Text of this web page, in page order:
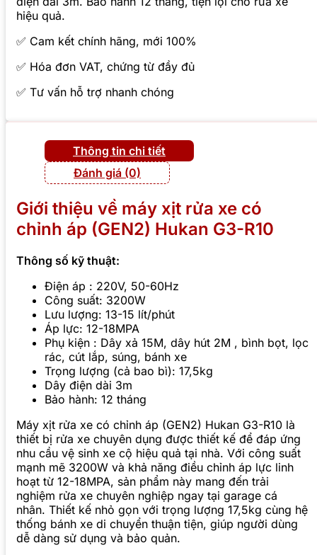
hiệu quả.
✅ Cam kết chính hãng, mới 100%
✅ Hóa đơn VAT, chứng từ đầy đủ
✅ Tư vấn hỗ trợ nhanh chóng
Thông tin chi tiết
Đánh giá (0)
Giới thiệu về máy xịt rửa xe có
chỉnh áp (GEN2) Hukan G3-R10
Thông số kỹ thuật:
Điện áp : 220V, 50-60Hz
Công suất: 3200W
Lưu lượng: 13-15 lít/phút
Áp lực: 12-18MPA
Phụ kiện : Dây xả 15M, dây hút 2M , bình bọt, lọc
rác, cút lắp, súng, bánh xe
Trọng lượng (cả bao bì): 17,5kg
Dây điện dài 3m
Bảo hành: 12 tháng
Máy xịt rửa xe có chỉnh áp (GEN2) Hukan G3-R10 là
thiết bị rửa xe chuyên dụng được thiết kế để đáp ứng
nhu cầu vệ sinh xe cộ hiệu quả tại nhà. Với công suất
mạnh mẽ 3200W và khả năng điều chỉnh áp lực linh
hoạt từ 12-18MPA, sản phẩm này mang đến trải
nghiệm rửa xe chuyên nghiệp ngay tại garage cá
nhân. Thiết kế nhỏ gọn với trọng lượng 17,5kg cùng hệ
thống bánh xe di chuyển thuận tiện, giúp người dùng
dễ dàng sử dụng và bảo quản.